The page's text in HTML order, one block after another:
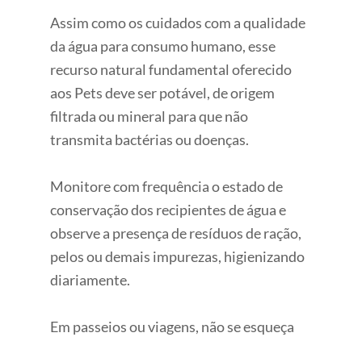
Assim como os cuidados com a qualidade
da água para consumo humano, esse
recurso natural fundamental oferecido
aos Pets deve ser potável, de origem
filtrada ou mineral para que não
transmita bactérias ou doenças.
Monitore com frequência o estado de
conservação dos recipientes de água e
observe a presença de resíduos de ração,
pelos ou demais impurezas, higienizando
diariamente.
Em passeios ou viagens, não se esqueça